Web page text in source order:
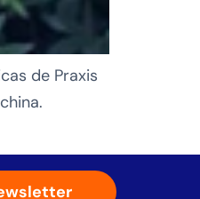
de Praxis